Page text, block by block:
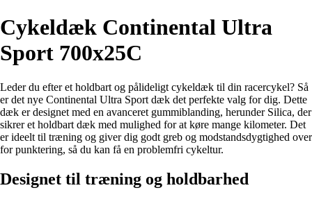
Cykeldæk Continental Ultra
Sport 700x25C
Leder du efter et holdbart og pålideligt cykeldæk til din racercykel? Så
er det nye Continental Ultra Sport dæk det perfekte valg for dig. Dette
dæk er designet med en avanceret gummiblanding, herunder Silica, der
sikrer et holdbart dæk med mulighed for at køre mange kilometer. Det
er ideelt til træning og giver dig godt greb og modstandsdygtighed over
for punktering, så du kan få en problemfri cykeltur.
Designet til træning og holdbarhed